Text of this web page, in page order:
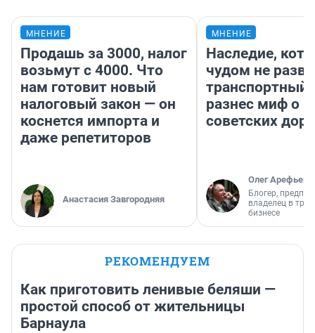
МНЕНИЕ
Продашь за 3000, налог
возьмут с 4000. Что
нам готовит новый
налоговый закон — он
коснется импорта и
даже репетиторов
Анастасия Завгородняя
МНЕНИЕ
Наследие,
чудом не
транспортный
разнес миф о
советских
Олег Арефьев
Блогер,
владелец в
бизнесе
РЕКОМЕНДУЕМ
Как приготовить ленивые беляши —
простой способ от жительницы
Барнаула